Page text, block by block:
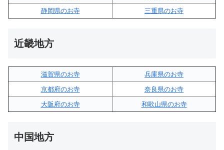
静岡県のお寺
三重県のお寺
近畿地方
滋賀県のお寺
兵庫県のお寺
京都府のお寺
奈良県のお寺
大阪府のお寺
和歌山県のお寺
中国地方